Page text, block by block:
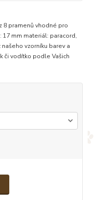
8 pramenů vhodné pro
mm materiál: paracord,
vzorníku barev a
či vodítko podle Vašich